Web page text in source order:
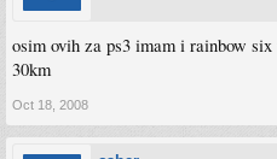
osim ovih za ps3 imam i rainbow
30km
Oct 18, 2008